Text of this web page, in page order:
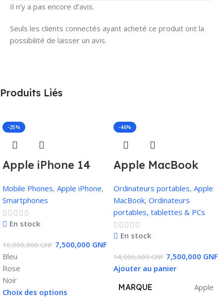
Il n’y a pas encore d’avis.
Seuls les clients connectés ayant acheté ce produit ont la
possibilité de laisser un avis.
Produits Liés
-25%
Apple iPhone 14
Mobile Phones, Apple iPhone,
Smartphones
En stock
10,000,000GNF 7,500,000 GNF
Bleu
Rose
Noir
Choix des options
-46%
Apple MacBook
16Go RAM, 512Go
SSD, 4Go Carte
Graphique, Touch
Bar
Ordinateurs portables, Apple
MacBook, Ordinateurs
portables, tablettes & PCs
En stock
14,000,000GNF 7,500,000 GNF
Ajouter au panier
MARQUE
Apple